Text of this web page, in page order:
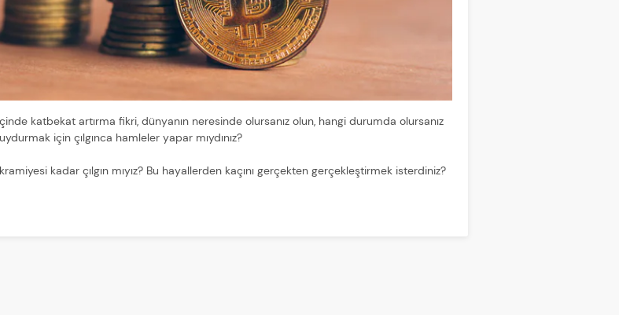
katbekat artırma fikri, dünyanın neresinde olursanız olun, hangi durumda olursanız
için çılgınca hamleler yapar mıydınız?
kadar çılgın mıyız? Bu hayallerden kaçını gerçekten gerçekleştirmek isterdiniz?